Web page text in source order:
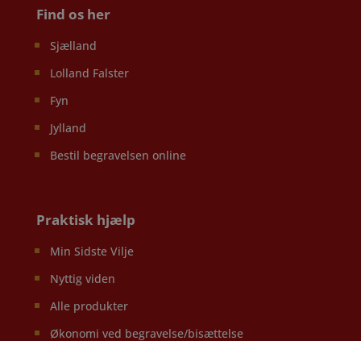
Find os her
Sjælland
Lolland Falster
Fyn
Jylland
Bestil begravelsen online
Praktisk hjælp
Min Sidste Vilje
Nyttig viden
Alle produkter
Økonomi ved begravelse/bisættelse